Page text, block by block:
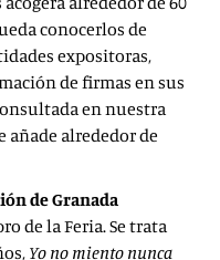
conocerlos de
expositoras,
de firmas en sus
en nuestra
añade alrededor de
de Granada
de la Feria. Se trata
Yo no miento nunca